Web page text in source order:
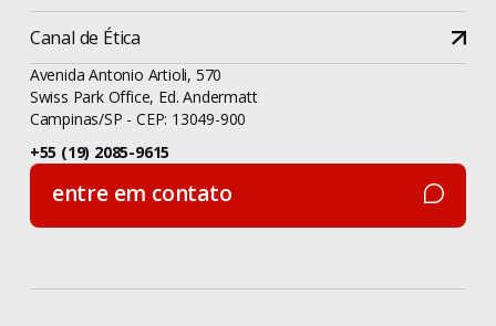
Canal de Ética
Avenida Antonio Artioli, 570
Swiss Park Office, Ed. Andermatt
Campinas/SP - CEP: 13049-900
+55 (19) 2085-9615
entre em contato
entre em contato